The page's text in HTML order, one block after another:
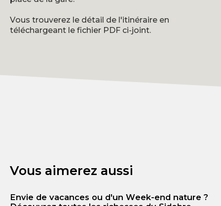
Vous trouverez le détail de l'itinéraire en
téléchargeant le fichier PDF ci-joint.
Vous aimerez aussi
Envie de vacances ou d'un Week-end nature ?